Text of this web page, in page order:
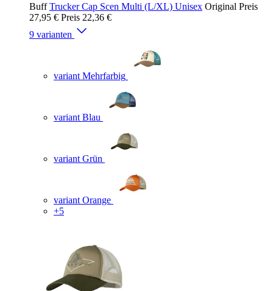
Buff Trucker Cap Scen Multi (L/XL) Unisex Original Preis
27,95 € Preis 22,36 €
9 varianten
variant Mehrfarbig
variant Blau
variant Grün
variant Orange
+5